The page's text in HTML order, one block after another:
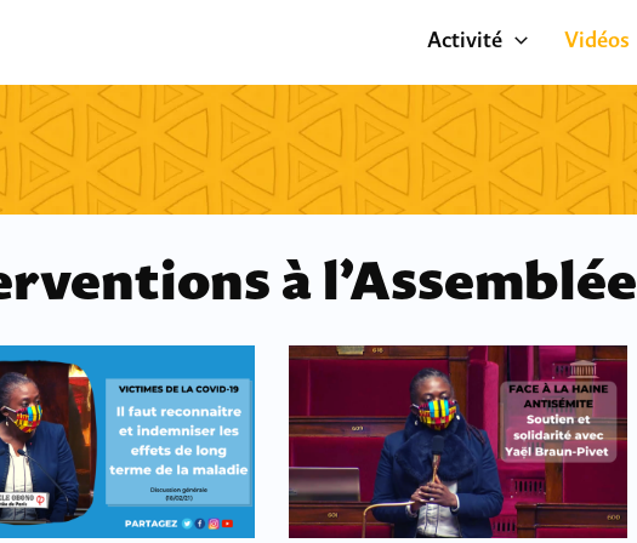
Activité Vidéos
à l’Assemblée
PagePage
PagePagePage